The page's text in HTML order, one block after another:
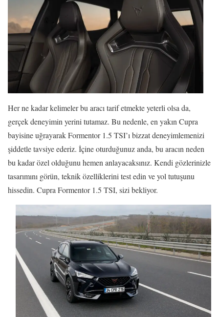
Her ne kadar kelimeler bu aracı tarif etmekte yeterli olsa da,
gerçek deneyimin yerini tutamaz. Bu nedenle, en yakın Cupra
bayisine uğrayarak Formentor 1.5 TSI’ı bizzat deneyimlemenizi
şiddetle tavsiye ederiz. İçine oturduğunuz anda, bu aracın neden
bu kadar özel olduğunu hemen anlayacaksınız. Kendi gözlerinizle
tasarımını görün, teknik özelliklerini test edin ve yol tutuşunu
hissedin. Cupra Formentor 1.5 TSI, sizi bekliyor.